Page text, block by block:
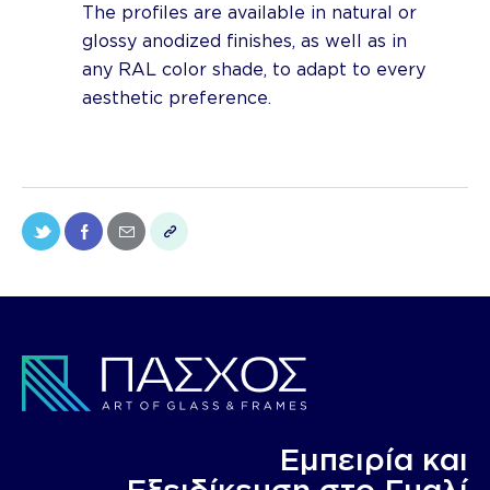
The profiles are available in natural or
glossy anodized finishes, as well as in
any RAL color shade, to adapt to every
aesthetic preference.
Εμπειρία και